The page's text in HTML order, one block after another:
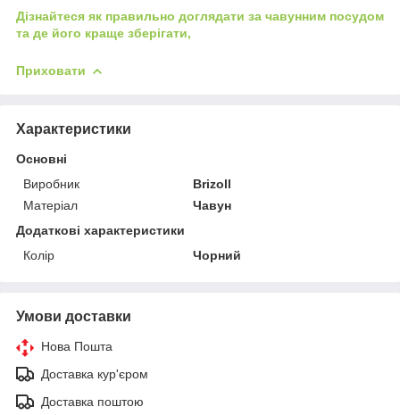
Дізнайтеся як правильно доглядати за чавунним посудом
та де його краще зберігати,
Приховати
Характеристики
Основні
Виробник
Brizoll
Матеріал
Чавун
Додаткові характеристики
Колір
Чорний
Умови доставки
Нова Пошта
Доставка кур'єром
Доставка поштою